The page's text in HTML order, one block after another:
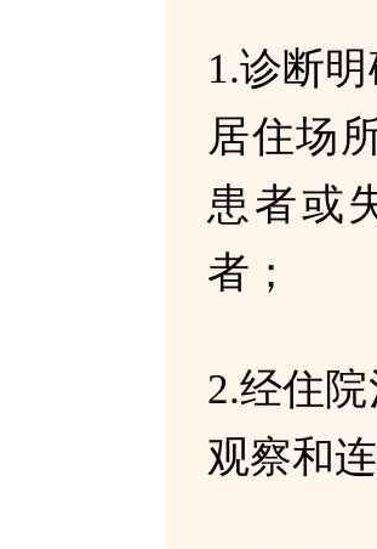
1.诊断
居住场
患者或
者；
2.经住
观察和